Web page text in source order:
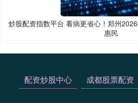
炒股配资指数平台 看病更省心！郑州
惠民
配资炒股中心 成都股票配资